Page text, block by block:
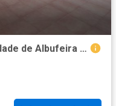
Moradia em Paderne, perto cidade de Albufeira 457m² Paderne